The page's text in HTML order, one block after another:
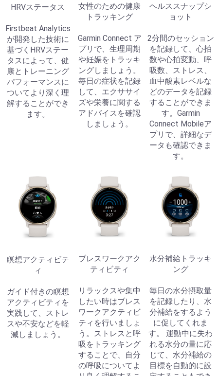
HRVステータス
Firstbeat Analytics
が開発した技術に
基づくHRVステー
タスによって、健
康とトレーニング
パフォーマンスに
ついてより深く理
解することができ
ます。
女性のための健康
トラッキング
Garmin Connect ア
プリで、生理周期
や妊娠をトラッキ
ングしましょう。
毎日の症状を記録
して、エクササイ
ズや栄養に関する
アドバイスを確認
しましょう。
ヘルススナップシ
ョット
2分間のセッション
を記録して、心拍
数や心拍変動、呼
吸数、ストレス、
血中酸素レベルな
どのデータを記録
することができま
す。Garmin
Connect Mobileア
プリで、詳細なデ
ータも確認できま
す。
瞑想アクティビテ
ィ
ガイド付きの瞑想
アクティビティを
実践して、ストレ
スや不安などを軽
減しましょう。
ブレスワークアク
ティビティ
リラックスや集中
したい時はブレス
ワークアクティビ
ティを行いましょ
う。ストレスと呼
吸をトラッキング
することで、自分
の呼吸についてよ
水分補給トラッキ
ング
毎日の水分摂取量
を記録したり、水
分補給をするよう
に促してくれま
す。 運動中に失わ
れる水分の量に応
じて、水分補給の
目標を自動的に設